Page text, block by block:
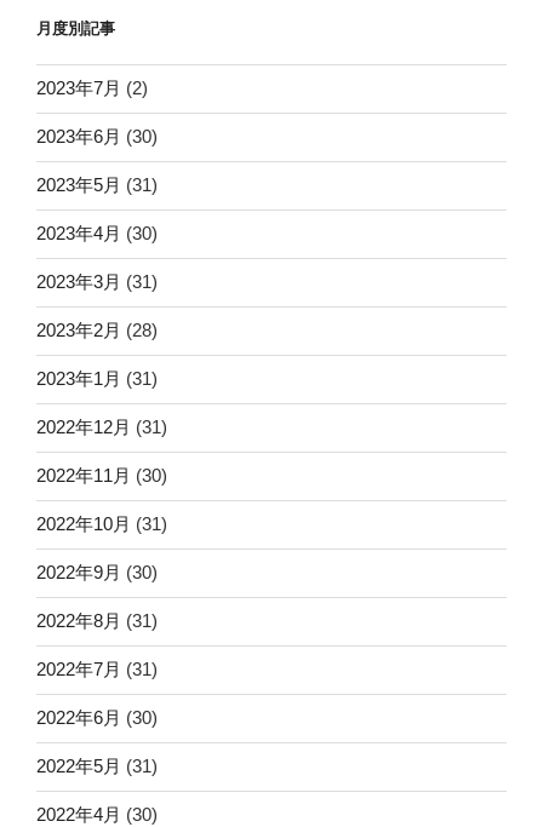
月度別記事
2023年7月 (2)
2023年6月 (30)
2023年5月 (31)
2023年4月 (30)
2023年3月 (31)
2023年2月 (28)
2023年1月 (31)
2022年12月 (31)
2022年11月 (30)
2022年10月 (31)
2022年9月 (30)
2022年8月 (31)
2022年7月 (31)
2022年6月 (30)
2022年5月 (31)
2022年4月 (30)